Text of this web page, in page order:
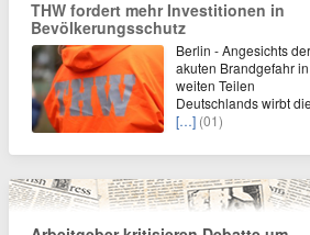
THW fordert mehr Investitionen in
Bevölkerungsschutz
Berlin - Angesichts der
akuten Brandgefahr in
weiten Teilen
Deutschlands wirbt die
[…] (01)